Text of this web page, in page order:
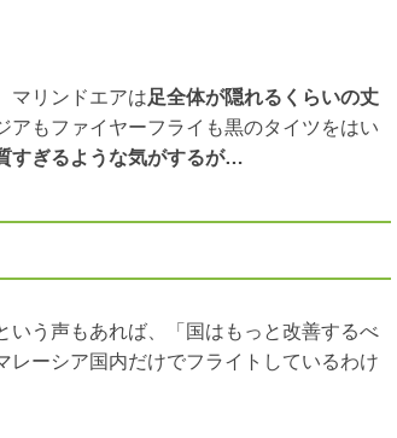
、マリンドエアは足全体が隠れるくらいの丈
もファイヤーフライも黒のタイツをはい
すぎるような気がするが…
いう声もあれば、「国はもっと改善するべ
レーシア国内だけでフライトしているわけ